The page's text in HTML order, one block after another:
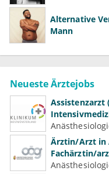
Alternative
Mann
Neueste Ärztejobs
Assistenzarzt
Ärztin/Arzt in
Fachärztin/
(Kardiologie,